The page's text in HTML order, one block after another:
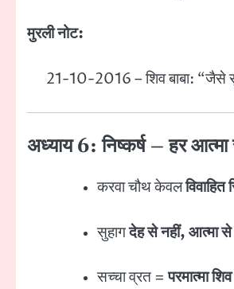
मुरली नोट:
21-10-2016 – शिव बाबा: “जैसे
अध्याय 6: निष्कर्ष – हर आत्मा
करवा चौथ केवलविवाहित
सुहागदेह से नहीं, आत्मा से
सच्चा व्रत =परमात्मा